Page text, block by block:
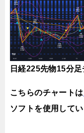
日経225先物15分足
こちらのチャートは
ソフトを使用してい